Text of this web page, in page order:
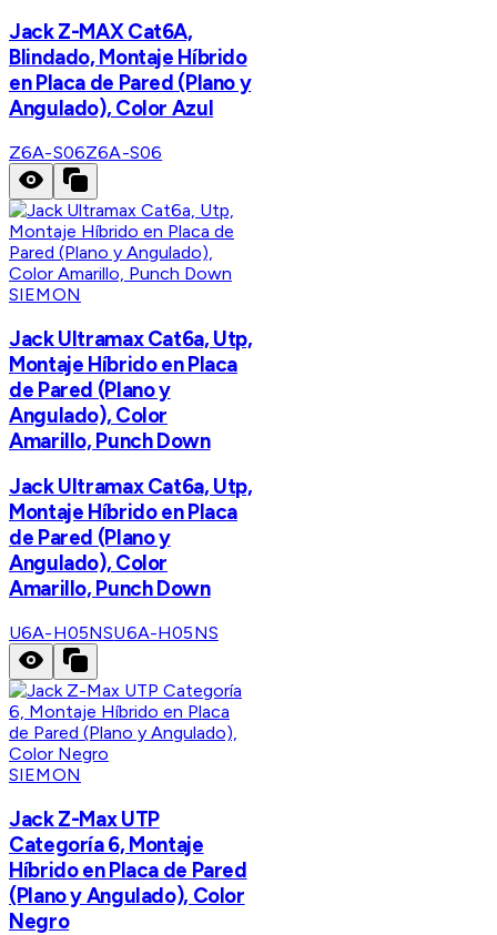
Jack Z-MAX Cat6A,
Blindado, Montaje Híbrido
en Placa de Pared (Plano y
Angulado), Color Azul
Z6A-S06Z6A-S06
SIEMON
Jack Ultramax Cat6a, Utp,
Montaje Híbrido en Placa
de Pared (Plano y
Angulado), Color
Amarillo, Punch Down
Jack Ultramax Cat6a, Utp,
Montaje Híbrido en Placa
de Pared (Plano y
Angulado), Color
Amarillo, Punch Down
U6A-H05NSU6A-H05NS
SIEMON
Jack Z-Max UTP
Categoría 6, Montaje
Híbrido en Placa de Pared
(Plano y Angulado), Color
Negro